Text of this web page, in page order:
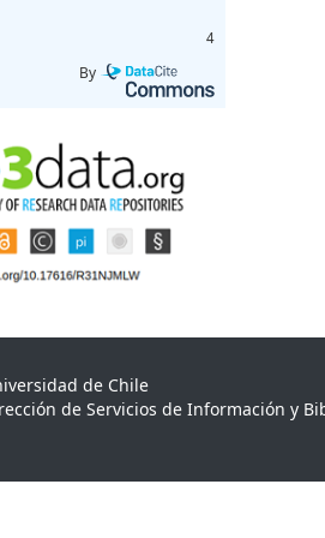
4
By
de Chile
de Servicios de Información y